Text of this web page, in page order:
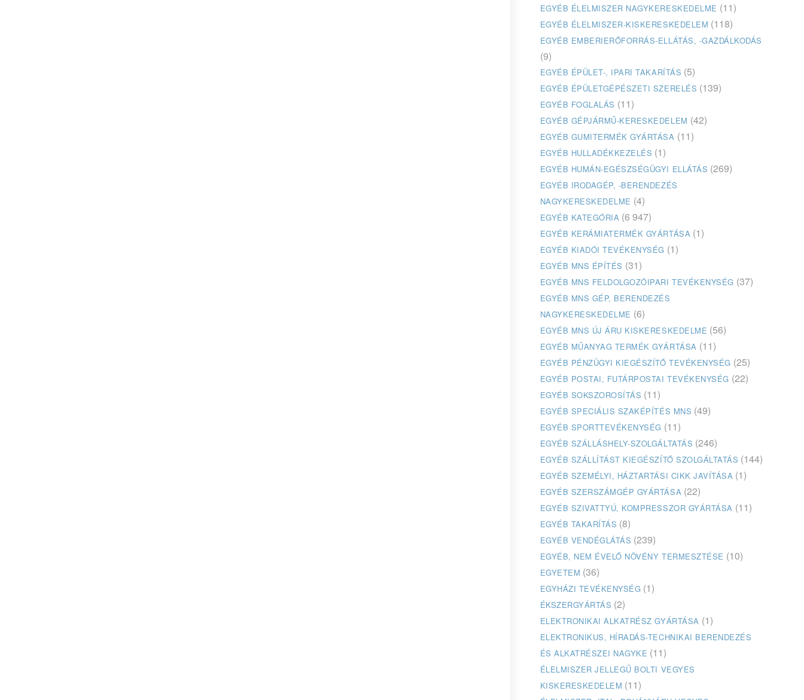
EGYÉB ÉLELMISZER NAGYKERESKEDELME (11)
EGYÉB ÉLELMISZER-KISKERESKEDELEM (118)
EGYÉB EMBERIERŐFORRÁS-ELLÁTÁS, -GAZDÁLKODÁS
(9)
EGYÉB ÉPÜLET-, IPARI TAKARÍTÁS (5)
EGYÉB ÉPÜLETGÉPÉSZETI SZERELÉS (139)
EGYÉB FOGLALÁS (11)
EGYÉB GÉPJÁRMŰ-KERESKEDELEM (42)
EGYÉB GUMITERMÉK GYÁRTÁSA (11)
EGYÉB HULLADÉKKEZELÉS (1)
EGYÉB HUMÁN-EGÉSZSÉGÜGYI ELLÁTÁS (269)
EGYÉB IRODAGÉP, -BERENDEZÉS
NAGYKERESKEDELME (4)
EGYÉB KATEGÓRIA (6 947)
EGYÉB KERÁMIATERMÉK GYÁRTÁSA (1)
EGYÉB KIADÓI TEVÉKENYSÉG (1)
EGYÉB MNS ÉPÍTÉS (31)
EGYÉB MNS FELDOLGOZÓIPARI TEVÉKENYSÉG (37)
EGYÉB MNS GÉP, BERENDEZÉS
NAGYKERESKEDELME (6)
EGYÉB MNS ÚJ ÁRU KISKERESKEDELME (56)
EGYÉB MŰANYAG TERMÉK GYÁRTÁSA (11)
EGYÉB PÉNZÜGYI KIEGÉSZÍTŐ TEVÉKENYSÉG (25)
EGYÉB POSTAI, FUTÁRPOSTAI TEVÉKENYSÉG (22)
EGYÉB SOKSZOROSÍTÁS (11)
EGYÉB SPECIÁLIS SZAKÉPÍTÉS MNS (49)
EGYÉB SPORTTEVÉKENYSÉG (11)
EGYÉB SZÁLLÁSHELY-SZOLGÁLTATÁS (246)
EGYÉB SZÁLLÍTÁST KIEGÉSZÍTŐ SZOLGÁLTATÁS (144)
EGYÉB SZEMÉLYI, HÁZTARTÁSI CIKK JAVÍTÁSA (1)
EGYÉB SZERSZÁMGÉP GYÁRTÁSA (22)
EGYÉB SZIVATTYÚ, KOMPRESSZOR GYÁRTÁSA (11)
EGYÉB TAKARÍTÁS (8)
EGYÉB VENDÉGLÁTÁS (239)
EGYÉB, NEM ÉVELŐ NÖVÉNY TERMESZTÉSE (10)
EGYETEM (36)
EGYHÁZI TEVÉKENYSÉG (1)
ÉKSZERGYÁRTÁS (2)
ELEKTRONIKAI ALKATRÉSZ GYÁRTÁSA (1)
ELEKTRONIKUS, HÍRADÁS-TECHNIKAI BERENDEZÉS
ÉS ALKATRÉSZEI NAGYKE (11)
ÉLELMISZER JELLEGŰ BOLTI VEGYES
KISKERESKEDELEM (11)